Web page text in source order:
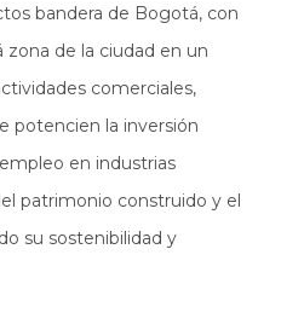
bandera de Bogotá, con
zona de la ciudad en un
comerciales,
potencien la inversión
en industrias
patrimonio construido y el
su sostenibilidad y